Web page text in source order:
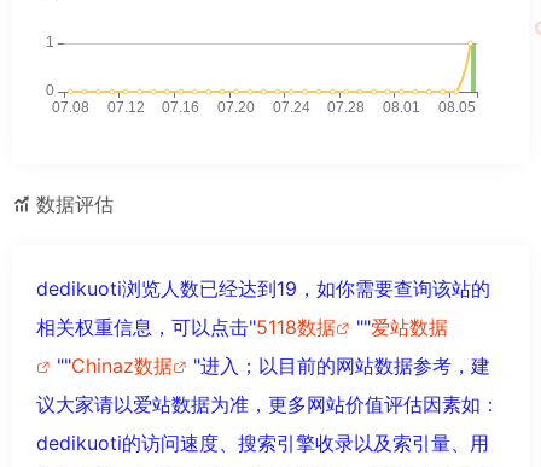
数据评估
dedikuoti浏览人数已经达到19，如你需要查询该站的
相关权重信息，可以点击"5118数据 ""爱站数据
""Chinaz数据
"进入；以目前的网站数据参考，建
议大家请以爱站数据为准，更多网站价值评估因素如：
dedikuoti的访问速度、搜索引擎收录以及索引量、用